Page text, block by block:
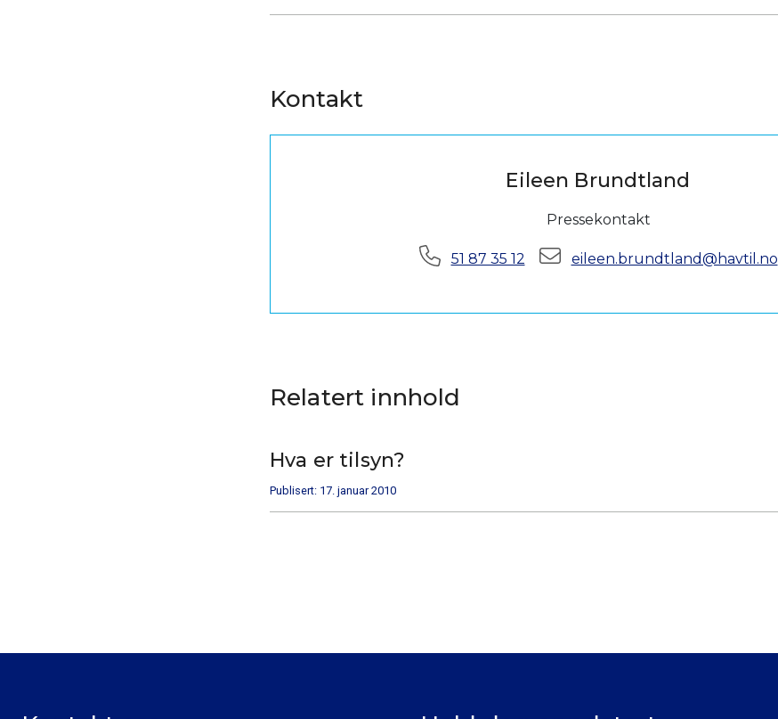
Kontakt
Eileen Brundtland
Pressekontakt
Telefon:51 87 35 12 E-post:eileen.brundtland@havtil.no
Relatert innhold
Hva er tilsyn?
Publisert: 17. januar 2010